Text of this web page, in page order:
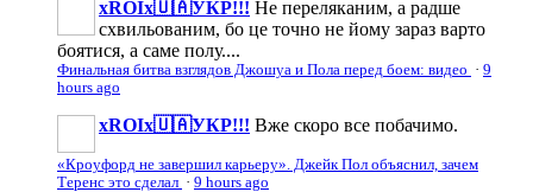
xROIx🇺🇦УКР!!! Не переляканим, а радше
схвильованим, бо це точно не йому зараз варто
боятися, а саме полу....
Финальная битва взглядов Джошуа и Пола перед боем: видео · 9
hours ago
xROIx🇺🇦УКР!!! Вже скоро все побачимо.
«Кроуфорд не завершил карьеру». Джейк Пол объяснил, зачем
Теренс это сделал · 9 hours ago